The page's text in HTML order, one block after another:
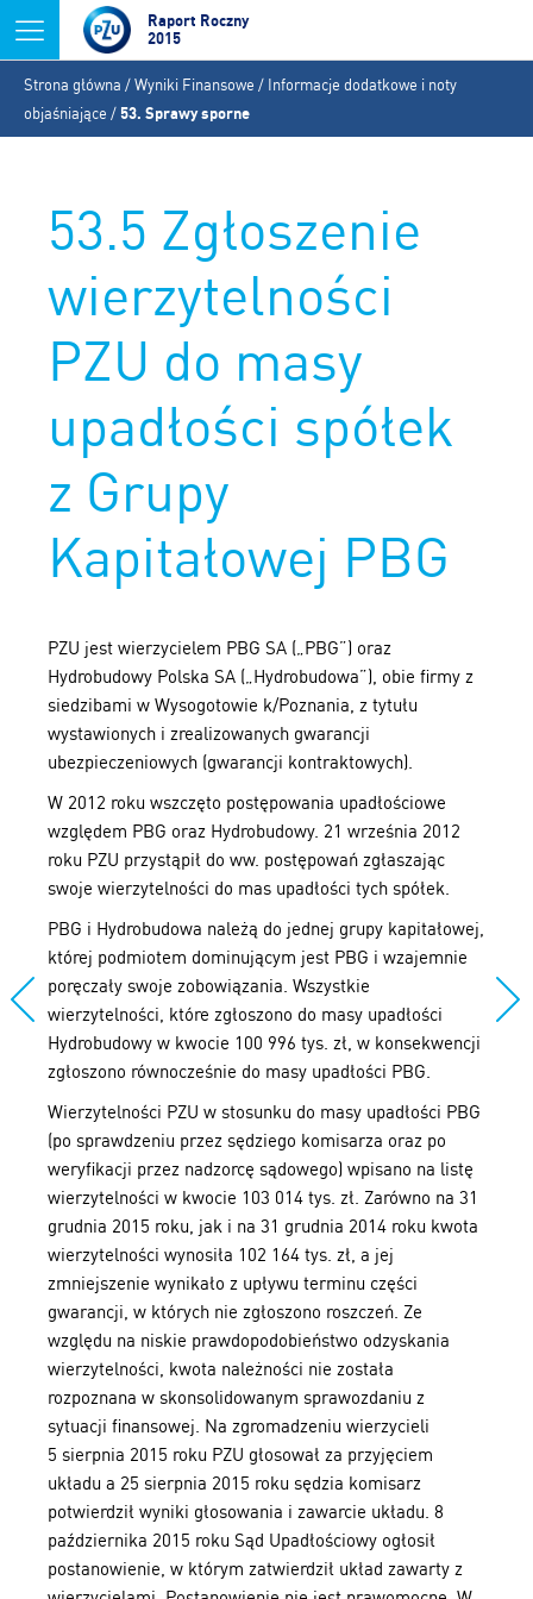
Jump to navigation
Raport Roczny
2015
Jesteś
tutaj
Strona główna /Wyniki Finansowe / Informacje dodatkowe i noty
objaśniające /53. Sprawy sporne
53.5 Zgłoszenie
wierzytelności
PZU do masy
upadłości spółek
z Grupy
Kapitałowej PBG
PZU jest wierzycielem PBG SA („PBG”) oraz
Hydrobudowy Polska SA („Hydrobudowa”), obie firmy z
siedzibami w Wysogotowie k/Poznania, z tytułu
wystawionych i zrealizowanych gwarancji
ubezpieczeniowych (gwarancji kontraktowych).
W 2012 roku wszczęto postępowania upadłościowe
względem PBG oraz Hydrobudowy. 21 września 2012
roku PZU przystąpił do ww. postępowań zgłaszając
swoje wierzytelności do mas upadłości tych spółek.
PBG i Hydrobudowa należą do jednej grupy kapitałowej,
której podmiotem dominującym jest PBG i wzajemnie
poręczały swoje zobowiązania. Wszystkie
wierzytelności, które zgłoszono do masy upadłości
Hydrobudowy w kwocie 100 996 tys. zł, w konsekwencji
zgłoszono równocześnie do masy upadłości PBG.
Wierzytelności PZU w stosunku do masy upadłości PBG
(po sprawdzeniu przez sędziego komisarza oraz po
weryfikacji przez nadzorcę sądowego) wpisano na listę
wierzytelności w kwocie 103 014 tys. zł. Zarówno na 31
grudnia 2015 roku, jak i na 31 grudnia 2014 roku kwota
wierzytelności wynosiła 102 164 tys. zł, a jej
zmniejszenie wynikało z upływu terminu części
gwarancji, w których nie zgłoszono roszczeń. Ze
względu na niskie prawdopodobieństwo odzyskania
wierzytelności, kwota należności nie została
rozpoznana w skonsolidowanym sprawozdaniu z
sytuacji finansowej. Na zgromadzeniu wierzycieli
5 sierpnia 2015 roku PZU głosował za przyjęciem
układu a 25 sierpnia 2015 roku sędzia komisarz
potwierdził wyniki głosowania i zawarcie układu. 8
października 2015 roku Sąd Upadłościowy ogłosił
postanowienie, w którym zatwierdził układ zawarty z